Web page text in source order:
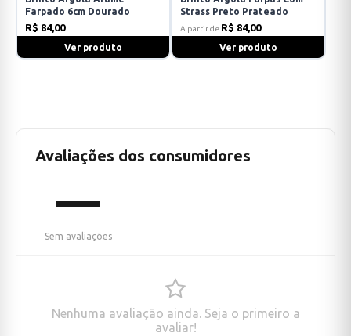
Farpado 6cm Dourado
R$ 84,00
Ver produto
Strass Preto Prateado
A partir de R$ 84,00
Ver produto
Avaliações dos consumidores
—
Sem avaliações
Nenhuma avaliação ainda. Seja o primeiro a
avaliar!